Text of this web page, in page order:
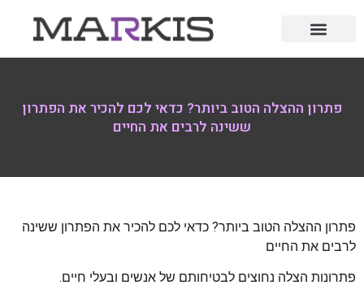
פתרון ההצלה הטוב ביותר? כדאי לכם להכיר את הפתרון
ששינה לרבים את החיים
פתרון ההצלה הטוב ביותר? כדאי לכם להכיר את הפתרון ששינה
לרבים את החיים
פתרונות הצלה נחוצים לבטיחותם של אנשים ובעלי חיים.